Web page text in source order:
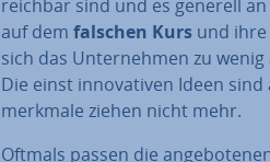
reich­bar sind und es generell
auf dem falschen Kurs und ihre
sich das Un­ter­neh­men zu
Die einst in­no­va­ti­ven Ideen
merk­ma­le ziehen nicht mehr.
Oftmals passen die